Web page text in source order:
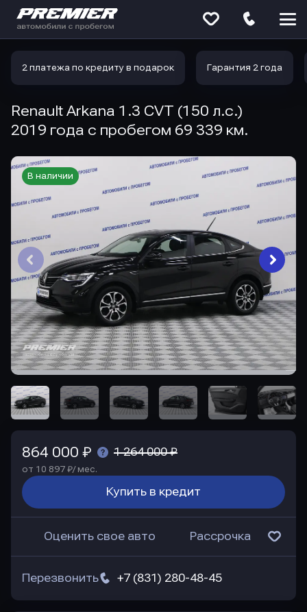
2 платежа по кредиту в подарок Гарантия 2 года
Renault Arkana 1.3 CVT (150 л.с.)
2019 года с пробегом 69 339 км.
В наличии
864 000 ₽ 1 264 000 ₽
от 10 897 ₽/ мес.
Купить в кредит
Оценить свое авто Рассрочка
+7 (831) 280-48-45
Перезвонить